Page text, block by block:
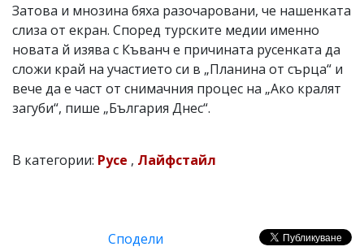
Затова и мнозина бяха разочаровани, че нашенката
слиза от екран. Според турските медии именно
новата й изява с Къванч е причината русенката да
сложи край на участието си в „Планина от сърца“ и
вече да е част от снимачния процес на „Ако кралят
загуби“, пише „България Днес“.
В категории: Русе , Лайфстайл
Сподели